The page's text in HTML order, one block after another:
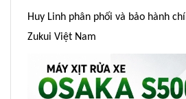
Huy Linh phân phối và bảo hành
Zukui Việt Nam